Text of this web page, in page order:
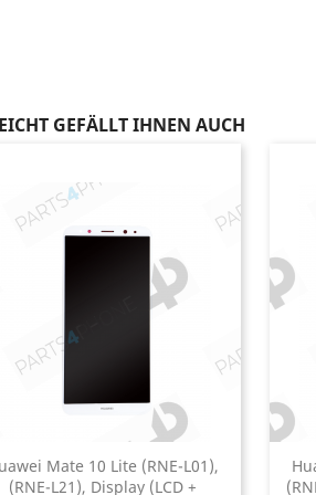
GEFÄLLT IHNEN AUCH
Mate 10 Lite (RNE-L01),
(RNE-L21), Display (LCD +